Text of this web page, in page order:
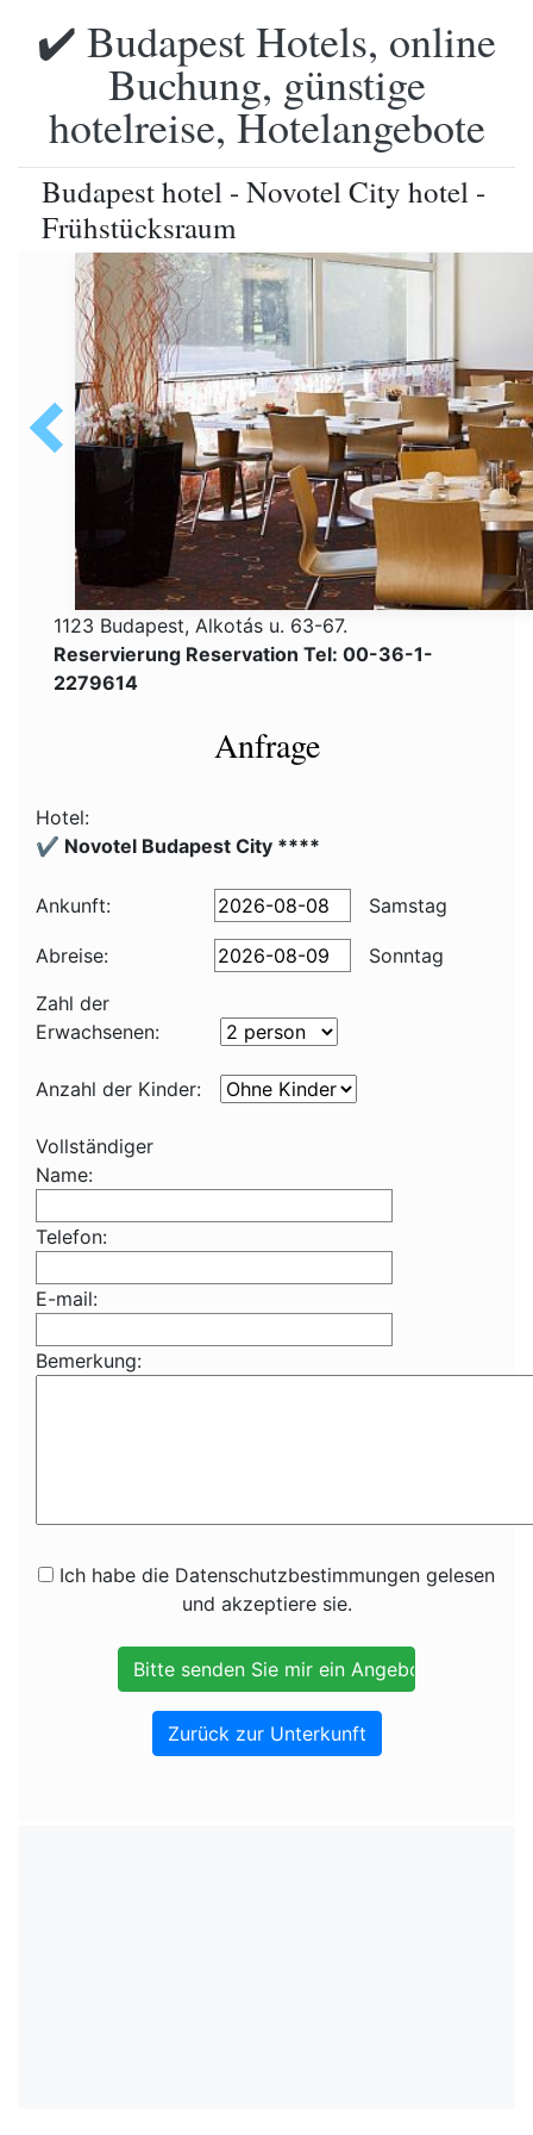
✔️ Budapest Hotels, online
Buchung, günstige
hotelreise, Hotelangebote
Budapest hotel - Novotel City hotel -
Frühstücksraum
1123 Budapest, Alkotás u. 63-67.
Reservierung Reservation Tel: 00-36-1-
2279614
Anfrage
Hotel:
✔️ Novotel Budapest City ****
Ankunft: Samstag
Abreise:
Sonntag
Zahl der
Erwachsenen:
Anzahl der Kinder:
Vollständiger
Name:
Telefon:
E-mail:
Bemerkung:
Ich habe die Datenschutzbestimmungen gelesen
und akzeptiere sie.
Zurück zur Unterkunft